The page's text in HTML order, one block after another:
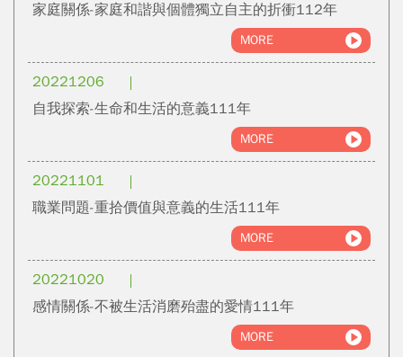
家庭關係-家庭和諧與個體獨立自主的折衝112年
MORE
20221206
自我探索-生命和生活的意義111年
MORE
20221101
職業問題-重拾價值與意義的生活111年
MORE
20221020
感情關係-不被生活消磨殆盡的愛情111年
MORE